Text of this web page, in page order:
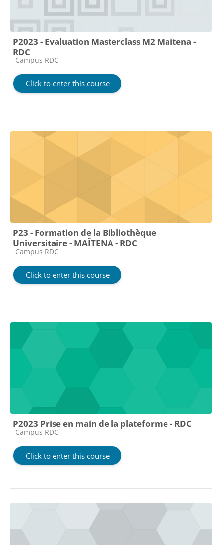
P2023 - Evaluation Masterclass M2 Maitena -
RDC
Course category
Campus RDC
Click to enter this course
P23 - Formation de la Bibliothèque
Universitaire - MAÏTENA - RDC
Course category
Campus RDC
Click to enter this course
P2023 Prise en main de la plateforme - RDC
Course category
Campus RDC
Click to enter this course